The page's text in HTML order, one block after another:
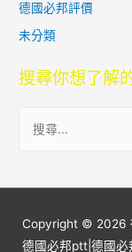
德國必邦評價
未分類
搜尋你想了解
鍵
Copyright © 2026
德國必邦ptt|德國必